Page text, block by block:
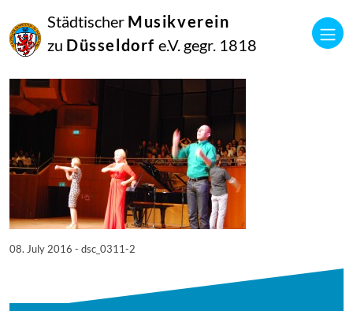
Städtischer Musikverein
zu Düsseldorf e.V. gegr. 1818
Juli
2016
Netkotec
08. July 2016 - dsc_0311-2